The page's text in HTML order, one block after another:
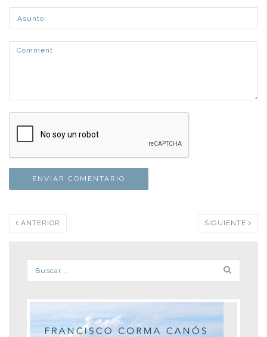
ANTERIOR SIGUIENTE
Formulario de búsqueda